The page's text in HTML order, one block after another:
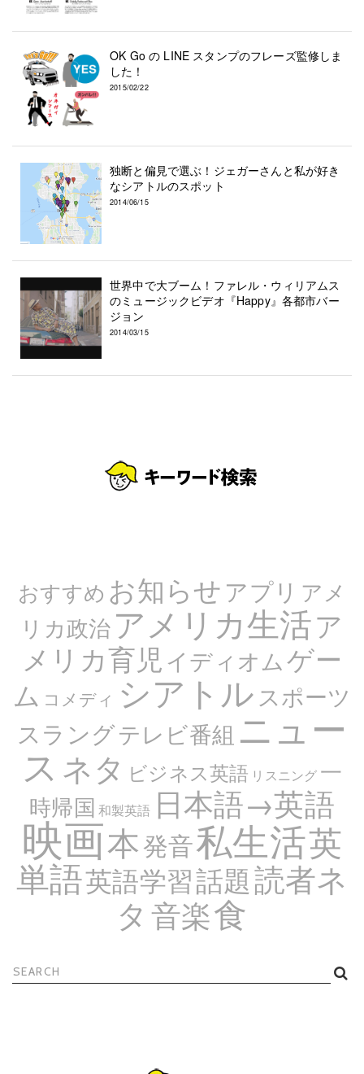
OK Go の LINE スタンプのフレーズ監修しま
した！
2015/02/22
独断と偏見で選ぶ！ジェガーさんと私が好き
なシアトルのスポット
2014/06/15
世界中で大ブーム！ファレル・ウィリアムス
のミュージックビデオ『Happy』各都市バー
ジョン
2014/03/15
おすすめ お知らせアプリ アメ
リカ政治アメリカ生活ア
メリカ育児 イディオムゲー
ム コメディ シアトルスポーツ
スラングテレビ番組 ニュー
ス ネタ ビジネス英語 リスニング 一
時帰国 和製英語 日本語→英語
映画本発音私生活英
単語英語学習話題読者ネ
タ 音楽食